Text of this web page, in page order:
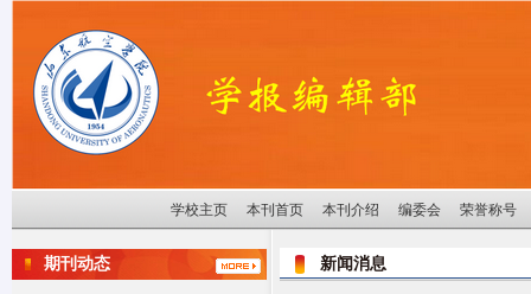
学校主页 本刊首页 本刊介绍 编委会 荣誉称号
期刊动态 新闻消息